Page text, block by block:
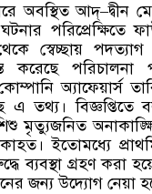
অবস্থিত আদ্–দ্বীন
পরিপ্রেক্ষিতে
স্বেচ্ছায়
করেছে পরিচালনা
অ্যাফেয়ার্স
এ তথ্য। বিজ্ঞপ্তিতে
মৃত্যুজনিত
ইতোমধ্যে
ব্যবস্থা গ্রহণ করা
জন্য উদ্যোগ নেয়া